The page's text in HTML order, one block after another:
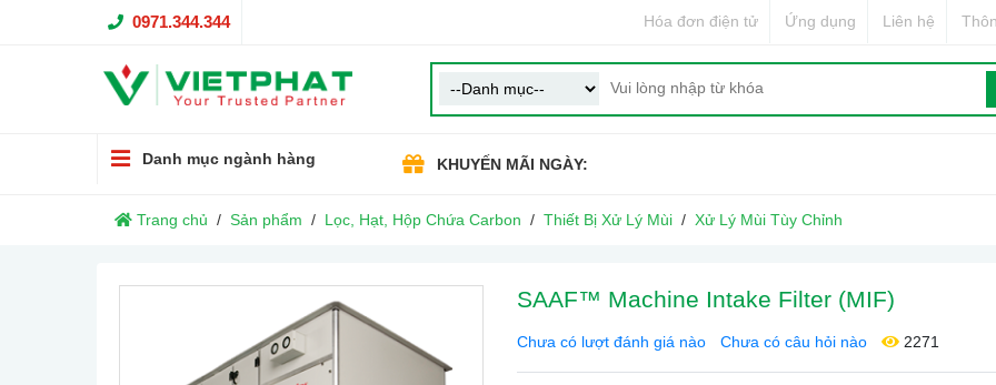
0971.344.344 Hóa đơn điện tử Ứng dụng Liên hệ
Danh mục ngành hàng KHUYẾN MÃI NGÀY:
Trang chủ Sản phẩm Lọc, Hạt, Hộp Chứa Carbon Thiết Bị Xử Lý Mùi Xử Lý Mùi Tùy Chỉnh
SAAF™ Machine Intake Filter (MIF)
Chưa có lượt đánh giá nào Chưa có câu hỏi nào 2271